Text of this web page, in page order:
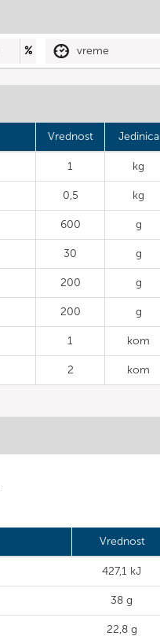
% vreme
Vrednost Jedinica
1 kg
0,5 kg
600 g
30 g
200 g
200 g
1 kom
2 kom
Vrednost
427,1 kJ
38 g
22,8 g